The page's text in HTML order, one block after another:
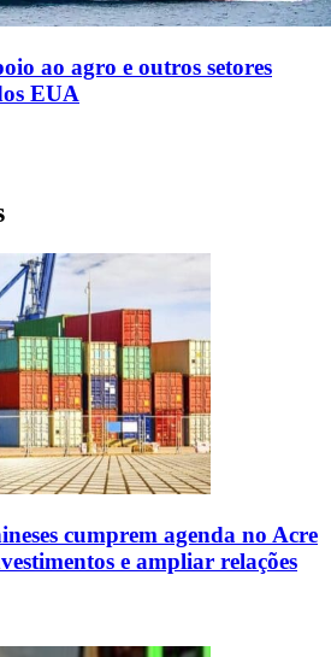
ao agro e outros setores
EUA
cumprem agenda no Acre
e ampliar relações